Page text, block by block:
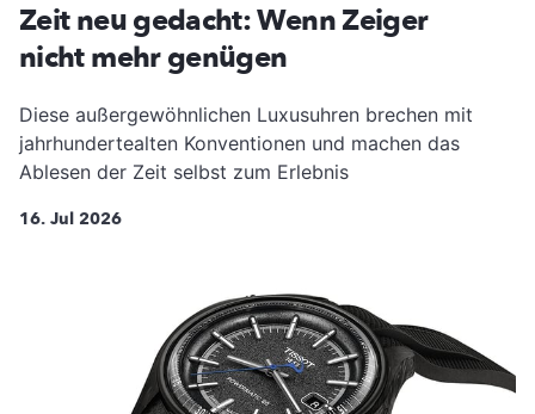
Zeit neu gedacht: Wenn Zeiger
nicht mehr genügen
Diese außergewöhnlichen Luxusuhren brechen mit
jahrhundertealten Konventionen und machen das
Ablesen der Zeit selbst zum Erlebnis
16. Jul 2026